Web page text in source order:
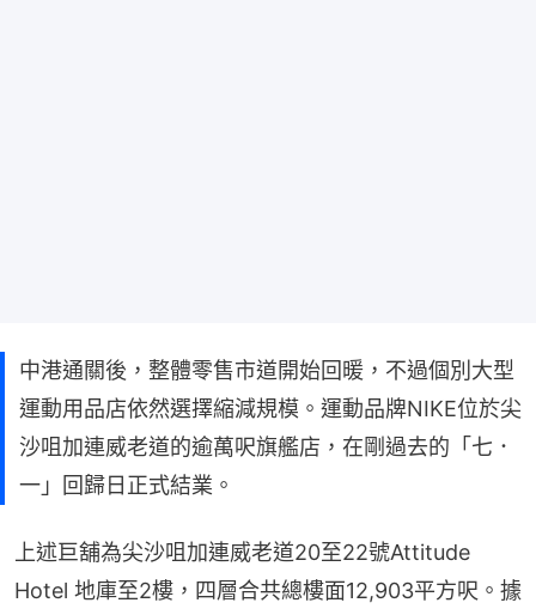
中港通關後，整體零售市道開始回暖，不過個別大型
運動用品店依然選擇縮減規模。運動品牌NIKE位於尖
沙咀加連威老道的逾萬呎旗艦店，在剛過去的「七．
一」回歸日正式結業。
上述巨舖為尖沙咀加連威老道20至22號Attitude
Hotel 地庫至2樓，四層合共總樓面12,903平方呎。據